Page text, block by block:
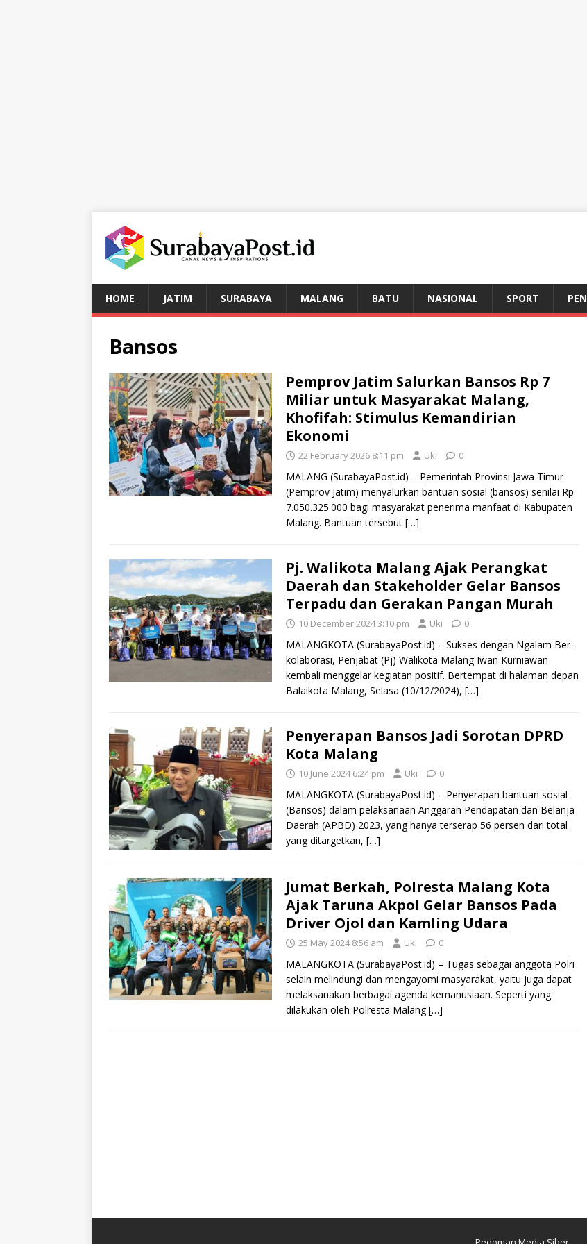
HOME JATIM SURABAYA MALANG BATU NASIONAL SPORT
Bansos
Pemprov Jatim Salurkan Bansos Rp 7
Miliar untuk Masyarakat Malang,
Khofifah: Stimulus Kemandirian
Ekonomi
22 February 2026 8:11 pm Uki 0
MALANG (SurabayaPost.id) – Pemerintah Provinsi Jawa Timur
(Pemprov Jatim) menyalurkan bantuan sosial (bansos) senilai Rp
7.050.325.000 bagi masyarakat penerima manfaat di Kabupaten
Malang. Bantuan tersebut […]
Pj. Walikota Malang Ajak Perangkat
Daerah dan Stakeholder Gelar Bansos
Terpadu dan Gerakan Pangan Murah
10 December 2024 3:10 pm Uki 0
MALANGKOTA (SurabayaPost.id) – Sukses dengan Ngalam Ber-
kolaborasi, Penjabat (Pj) Walikota Malang Iwan Kurniawan
kembali menggelar kegiatan positif. Bertempat di halaman depan
Balaikota Malang, Selasa (10/12/2024), […]
Penyerapan Bansos Jadi Sorotan DPRD
Kota Malang
10 June 2024 6:24 pm Uki 0
MALANGKOTA (SurabayaPost.id) – Penyerapan bantuan sosial
(Bansos) dalam pelaksanaan Anggaran Pendapatan dan Belanja
Daerah (APBD) 2023, yang hanya terserap 56 persen dari total
yang ditargetkan, […]
Jumat Berkah, Polresta Malang Kota
Ajak Taruna Akpol Gelar Bansos Pada
Driver Ojol dan Kamling Udara
25 May 2024 8:56 am Uki 0
MALANGKOTA (SurabayaPost.id) – Tugas sebagai anggota Polri
selain melindungi dan mengayomi masyarakat, yaitu juga dapat
melaksanakan berbagai agenda kemanusiaan. Seperti yang
dilakukan oleh Polresta Malang[…]